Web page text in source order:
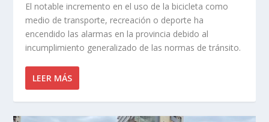
El notable incremento en el uso de la bicicleta como
medio de transporte, recreación o deporte ha
encendido las alarmas en la provincia debido al
incumplimiento generalizado de las normas de tránsito.
LEER MÁS